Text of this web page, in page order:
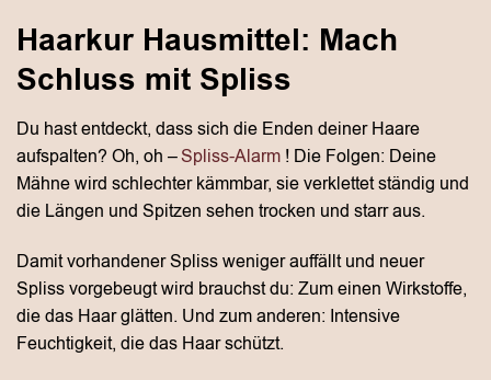
Haarkur Hausmittel: Mach
Schluss mit Spliss
Du hast entdeckt, dass sich die Enden deiner Haare
aufspalten? Oh, oh –Spliss-Alarm ! Die Folgen: Deine
Mähne wird schlechter kämmbar, sie verklettet ständig und
die Längen und Spitzen sehen trocken und starr aus.
Damit vorhandener Spliss weniger auffällt und neuer
Spliss vorgebeugt wird brauchst du: Zum einen Wirkstoffe,
die das Haar glätten. Und zum anderen: Intensive
Feuchtigkeit, die das Haar schützt.